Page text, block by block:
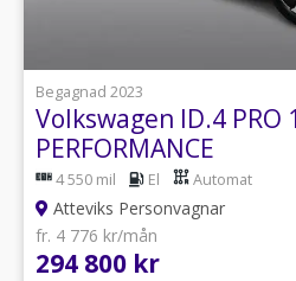
Begagnad 2023
Volkswagen ID.4 PRO
PERFORMANCE
4 550 mil El Automat
Atteviks Personvagnar
fr. 4 776 kr/mån
294 800 kr